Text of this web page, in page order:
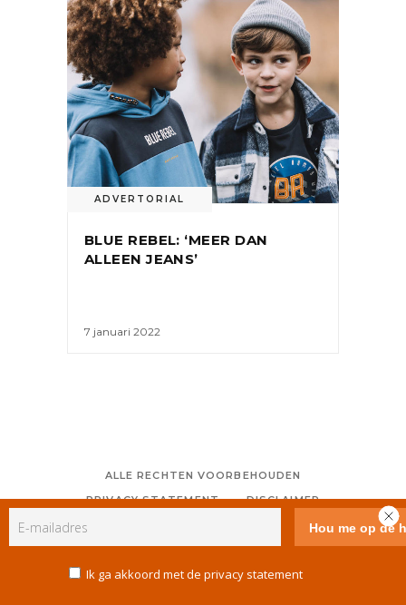
ADVERTORIAL
BLUE REBEL: ‘MEER DAN
ALLEEN JEANS’
7 januari 2022
ALLE RECHTEN VOORBEHOUDEN
PRIVACY STATEMENT
DISCLAIMER
GEBRUIKERSVOORWAARDEN
COOKIE POLICY (EU)
Ik ga akkoord met de privacy statement